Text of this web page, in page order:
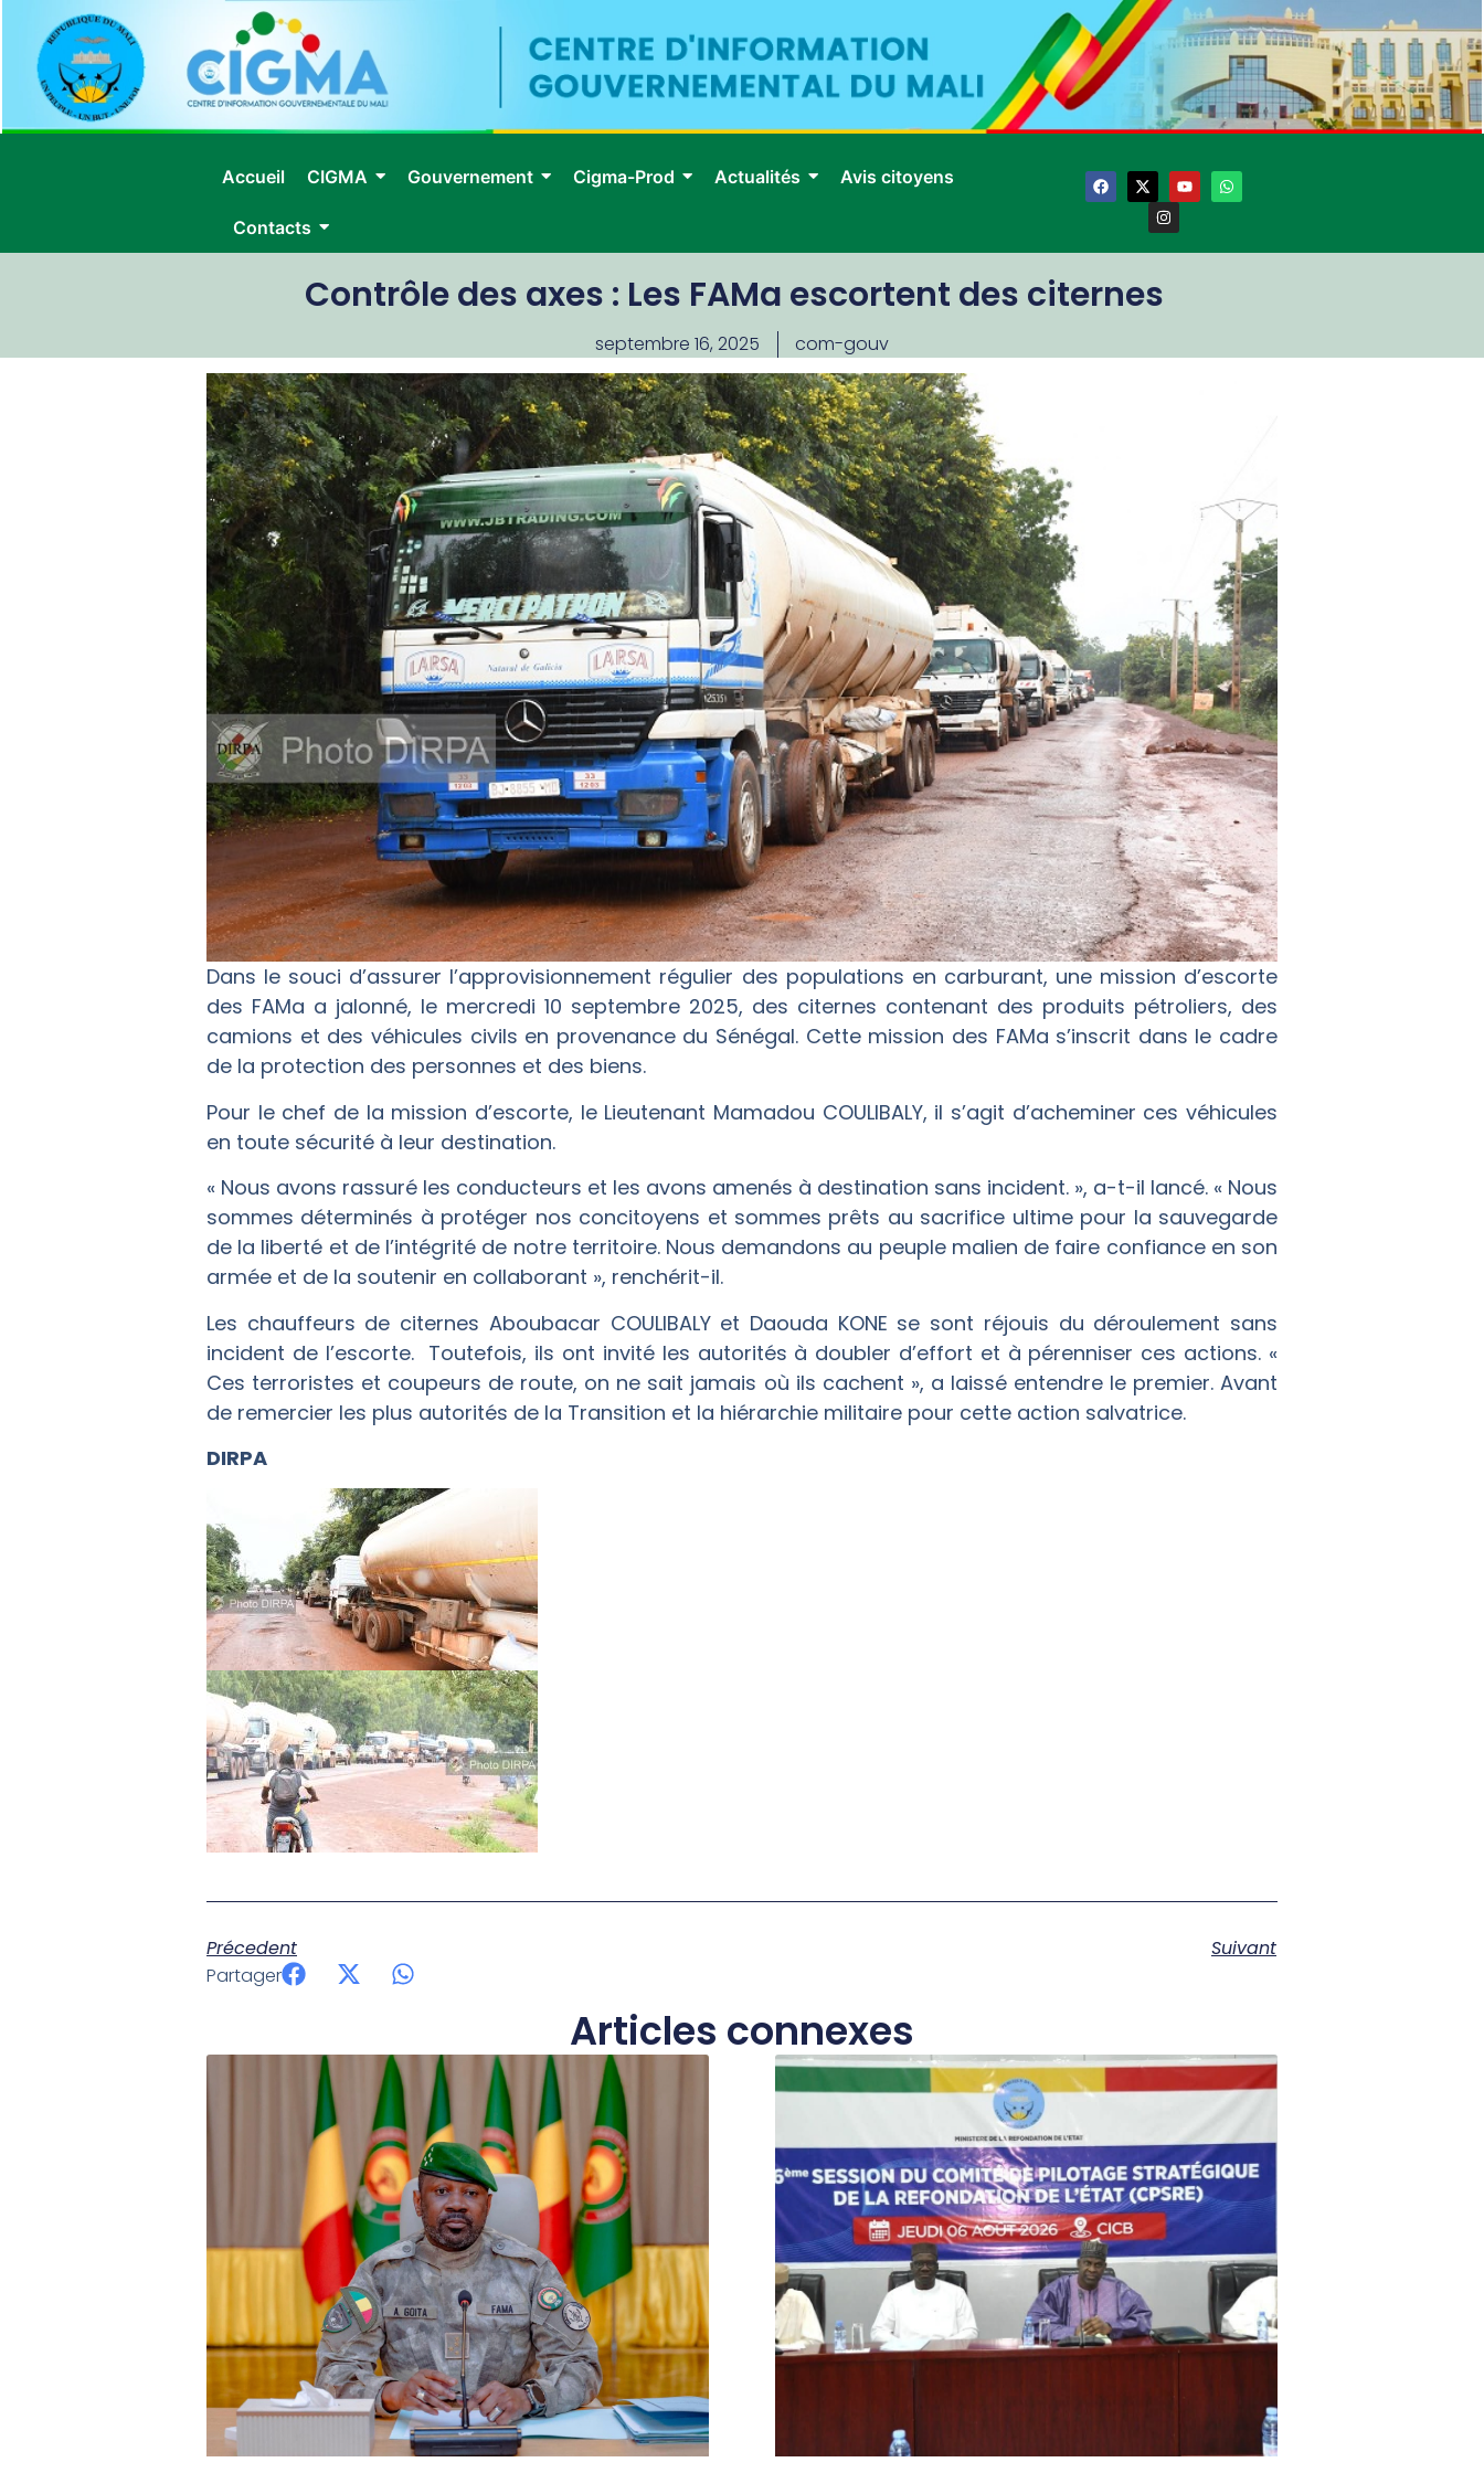
Accueil CIGMA Gouvernement Cigma-Prod Actualités Avis citoyens
Contacts
Contrôle des axes : Les FAMa escortent des citernes
septembre 16, 2025 com-gouv
Dans le souci d’assurer l’approvisionnement régulier des populations en carburant, une mission d’escorte
des FAMa a jalonné, le mercredi 10 septembre 2025, des citernes contenant des produits pétroliers, des
camions et des véhicules civils en provenance du Sénégal. Cette mission des FAMa s’inscrit dans le cadre
de la protection des personnes et des biens.
Pour le chef de la mission d’escorte, le Lieutenant Mamadou COULIBALY, il s’agit d’acheminer ces véhicules
en toute sécurité à leur destination.
« Nous avons rassuré les conducteurs et les avons amenés à destination sans incident. », a-t-il lancé. « Nous
sommes déterminés à protéger nos concitoyens et sommes prêts au sacrifice ultime pour la sauvegarde
de la liberté et de l’intégrité de notre territoire. Nous demandons au peuple malien de faire confiance en son
armée et de la soutenir en collaborant », renchérit-il.
Les chauffeurs de citernes Aboubacar COULIBALY et Daouda KONE se sont réjouis du déroulement sans
incident de l’escorte. Toutefois, ils ont invité les autorités à doubler d’effort et à pérenniser ces actions. «
Ces terroristes et coupeurs de route, on ne sait jamais où ils cachent », a laissé entendre le premier. Avant
de remercier les plus autorités de la Transition et la hiérarchie militaire pour cette action salvatrice.
DIRPA
Précedent
Suivant
Partager
Articles connexes